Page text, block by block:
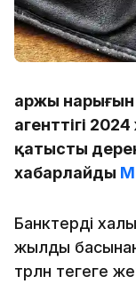
Қаржы
агенттігі
қатысты
хабарлайды
Банктердің
жылдың
трлн теңгеге